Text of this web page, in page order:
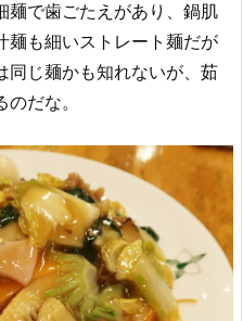
麺で歯ごたえがあり、鍋肌
麺も細いストレート麺だが
同じ麺かも知れないが、茹
だな。